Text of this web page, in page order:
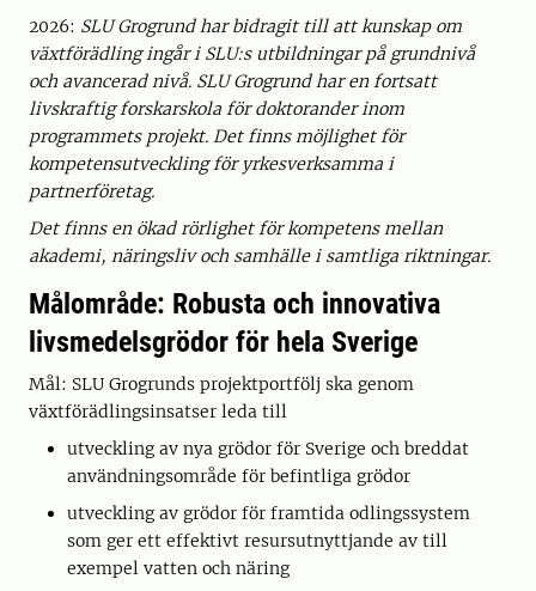
2026: SLU Grogrund har bidragit till att kunskap om
växtförädling ingår i SLU:s utbildningar på grundnivå
och avancerad nivå. SLU Grogrund har en fortsatt
livskraftig forskarskola för doktorander inom
programmets projekt. Det finns möjlighet för
kompetensutveckling för yrkesverksamma i
partnerföretag.
Det finns en ökad rörlighet för kompetens mellan
akademi, näringsliv och samhälle i samtliga riktningar.
Målområde: Robusta och innovativa
livsmedelsgrödor för hela Sverige
Mål: SLU Grogrunds projektportfölj ska genom
växtförädlingsinsatser leda till
utveckling av nya grödor för Sverige och breddat
användningsområde för befintliga grödor
utveckling av grödor för framtida odlingssystem
som ger ett effektivt resursutnyttjande av till
exempel vatten och näring